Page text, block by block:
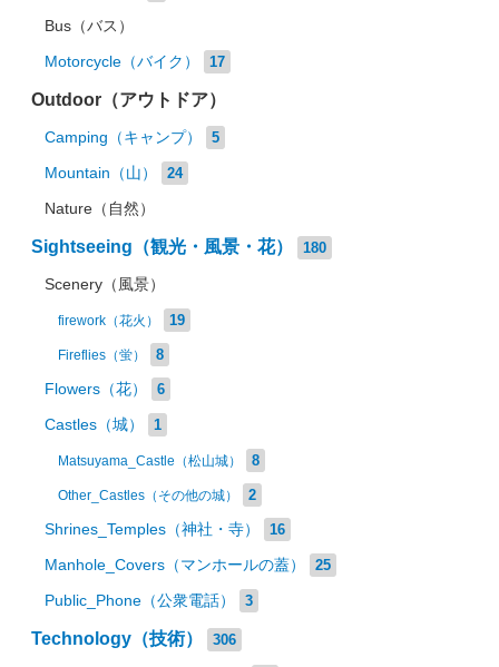
Bus（バス）
Motorcycle（バイク） 17
Outdoor（アウトドア）
Camping（キャンプ） 5
Mountain（山） 24
Nature（自然）
Sightseeing（観光・風景・花） 180
Scenery（風景）
firework（花火） 19
Fireflies（蛍） 8
Flowers（花） 6
Castles（城） 1
Matsuyama_Castle（松山城） 8
Other_Castles（その他の城） 2
Shrines_Temples（神社・寺） 16
Manhole_Covers（マンホールの蓋） 25
Public_Phone（公衆電話） 3
Technology（技術） 306